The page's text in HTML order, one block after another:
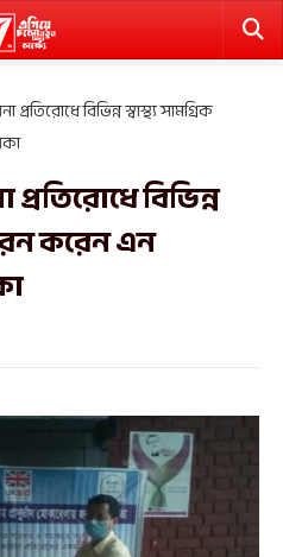
বিভিন্ন স্বাস্থ্য সামগ্রিক
বিভিন্ন
করেন এন